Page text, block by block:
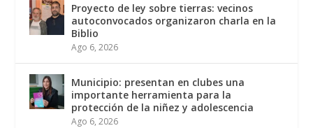
Proyecto de ley sobre tierras: vecinos
autoconvocados organizaron charla en la
Biblio
Ago 6, 2026
Municipio: presentan en clubes una
importante herramienta para la
protección de la niñez y adolescencia
Ago 6, 2026